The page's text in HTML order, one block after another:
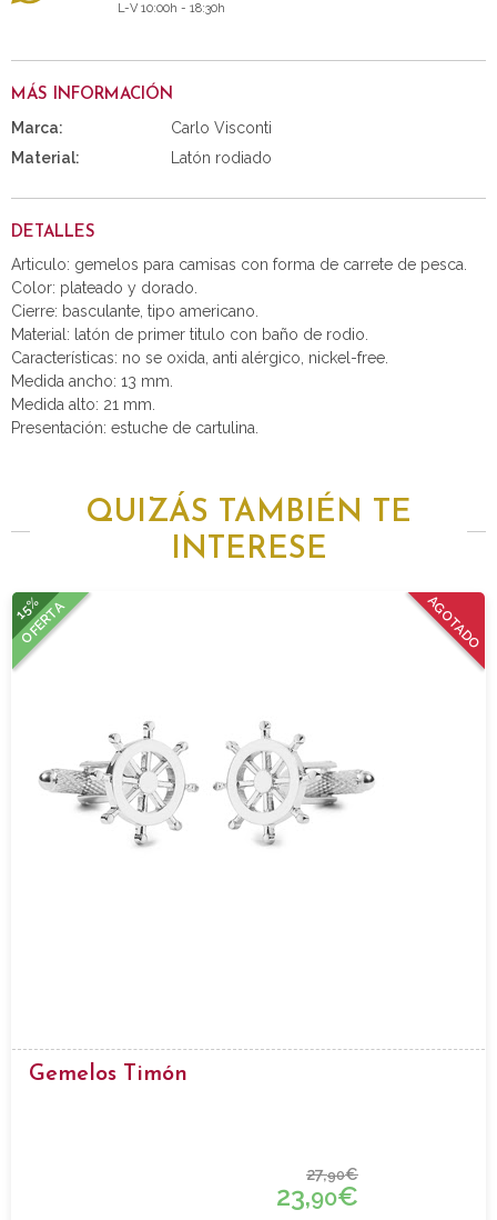
L-V 10:00h - 18:30h
MÁS INFORMACIÓN
Marca:
Carlo Visconti
Material:
Latón rodiado
DETALLES
Articulo: gemelos para camisas con forma de carrete de pesca.
Color: plateado y dorado.
Cierre: basculante, tipo americano.
Material: latón de primer titulo con baño de rodio.
Características: no se oxida, anti alérgico, nickel-free.
Medida ancho: 13 mm.
Medida alto: 21 mm.
Presentación: estuche de cartulina.
QUIZÁS TAMBIÉN TE
INTERESE
AGOTADO
15%
OFERTA
Gemelos Timón
27,90€
23,90€